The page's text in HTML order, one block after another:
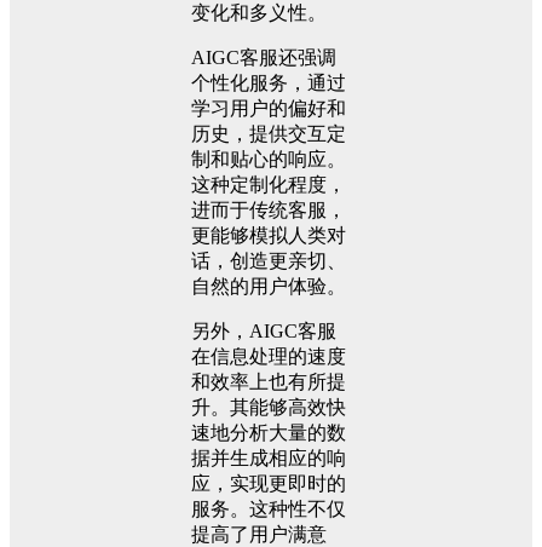
变化和多义性。
AIGC客服还强调
个性化服务，通过
学习用户的偏好和
历史，提供交互定
制和贴心的响应。
这种定制化程度，
进而于传统客服，
更能够模拟人类对
话，创造更亲切、
自然的用户体验。
另外，AIGC客服
在信息处理的速度
和效率上也有所提
升。其能够高效快
速地分析大量的数
据并生成相应的响
应，实现更即时的
服务。这种性不仅
提高了用户满意